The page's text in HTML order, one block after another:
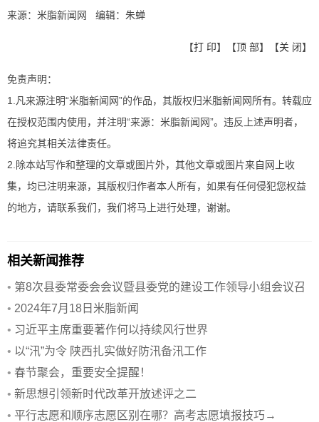
来源：米脂新闻网 编辑：朱蝉
【打 印】【顶 部】【关 闭】
免责声明：
1.凡来源注明“米脂新闻网”的作品，其版权归米脂新闻网所有。转载应
在授权范围内使用，并注明“来源：米脂新闻网”。违反上述声明者，
将追究其相关法律责任。
2.除本站写作和整理的文章或图片外，其他文章或图片来自网上收
集，均已注明来源，其版权归作者本人所有，如果有任何侵犯您权益
的地方，请联系我们，我们将马上进行处理，谢谢。
相关新闻推荐
• 第8次县委常委会会议暨县委党的建设工作领导小组会议召
开
• 2024年7月18日米脂新闻
• 习近平主席重要著作何以持续风行世界
• 以“汛”为令 陕西扎实做好防汛备汛工作
• 春节聚会，重要安全提醒！
• 新思想引领新时代改革开放述评之二
• 平行志愿和顺序志愿区别在哪？高考志愿填报技巧→